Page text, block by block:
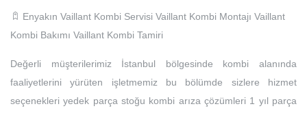
Enyakın Vaillant Kombi Servisi Vaillant Kombi Montajı Vaillant
Kombi Bakımı Vaillant Kombi Tamiri
Değerli müşterilerimiz İstanbul bölgesinde kombi alanında
faaliyetlerini yürüten işletmemiz bu bölümde sizlere hizmet
seçenekleri yedek parça stoğu kombi arıza çözümleri 1 yıl parça